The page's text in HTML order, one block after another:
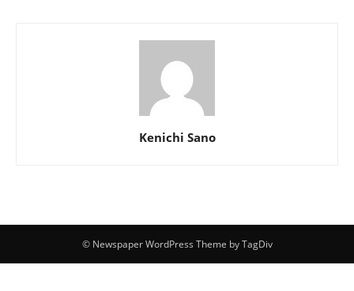
Kenichi Sano
© Newspaper WordPress Theme by TagDiv